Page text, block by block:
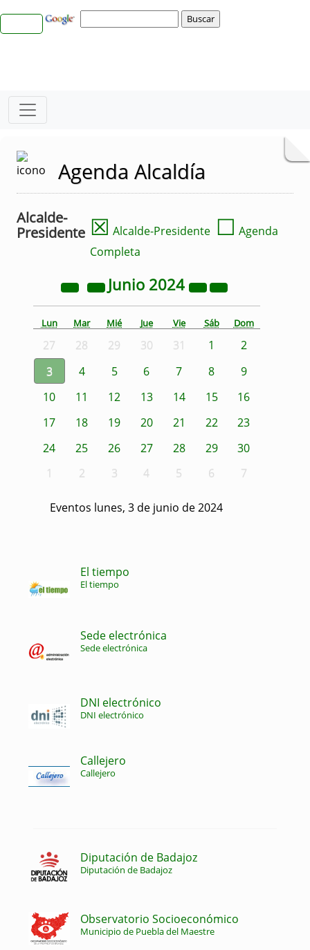
Agenda Alcaldía
Alcalde-
Presidente ☒ Alcalde-Presidente ☐ Agenda
Completa
Junio 2024
Lun Mar Mié Jue Vie Sáb Dom
27 28 29 30 31 1
2
3
4 5 6 7 8
9
10
11 12 13 14 15
16
17
18 19 20 21 22
23
24
25 26 27 28 29
30
1
2 3 4 5 6 7
Eventos lunes, 3 de junio de 2024
El tiempo
El tiempo
Sede electrónica
Sede electrónica
DNI electrónico
DNI electrónico
Callejero
Callejero
Diputación de Badajoz
Diputación de Badajoz
Observatorio Socioeconómico
Municipio de Puebla del Maestre